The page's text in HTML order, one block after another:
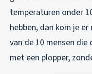
temperaturen onder
hebben, dan kom je
van de 10 mensen
met een plopper,